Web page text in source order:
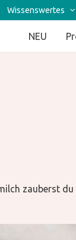
Wissenswertes
NEU
zauberst